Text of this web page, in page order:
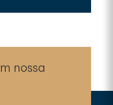
nossa